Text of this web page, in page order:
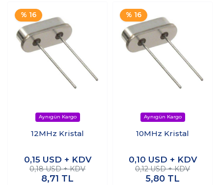
% 16
12MHz Kristal
0,15 USD + KDV
0,18 USD + KDV
8,71 TL
% 16
10MHz Kristal
0,10 USD + KDV
0,12 USD + KDV
5,80 TL